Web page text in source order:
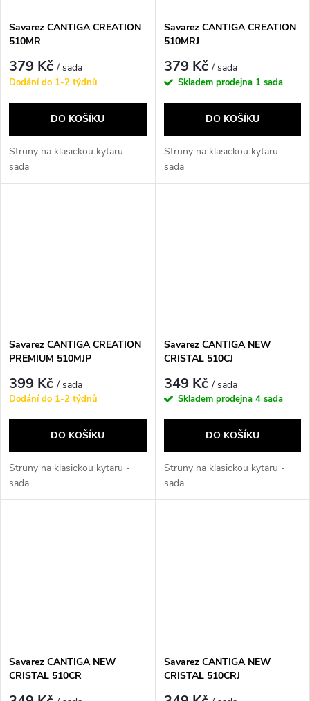
Savarez CANTIGA CREATION
510MR
379 Kč/ sada
Dodání do 1-2 týdnů
DO KOŠÍKU
Struny na klasickou kytaru -
sada
Savarez CANTIGA CREATION
510MRJ
379 Kč/ sada
Skladem prodejna 1 sada
DO KOŠÍKU
Struny na klasickou kytaru -
sada
Savarez CANTIGA CREATION
PREMIUM 510MJP
399 Kč/ sada
Dodání do 1-2 týdnů
DO KOŠÍKU
Struny na klasickou kytaru -
sada
Savarez CANTIGA NEW
CRISTAL 510CJ
349 Kč/ sada
Skladem prodejna 4 sada
DO KOŠÍKU
Struny na klasickou kytaru -
sada
Savarez CANTIGA NEW
CRISTAL 510CR
Savarez CANTIGA NEW
CRISTAL 510CRJ